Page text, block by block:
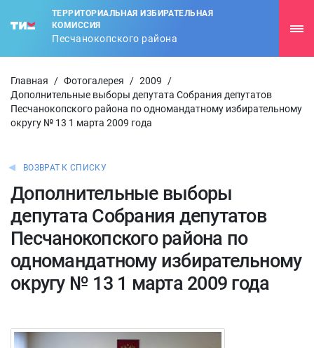
ТЕРРИТОРИАЛЬНАЯ ИЗБИРАТЕЛЬНАЯ
КОМИССИЯ
Песчанокопского района
Главная / Фотогалерея / 2009
/
Дополнительные выборы депутата Собрания депутатов
Песчанокопского района по одномандатному избирательному
округу № 13 1 марта 2009 года
ВОЗВРАТ К СПИСКУ
Дополнительные выборы
депутата Собрания депутатов
Песчанокопского района по
одномандатному избирательному
округу № 13 1 марта 2009 года